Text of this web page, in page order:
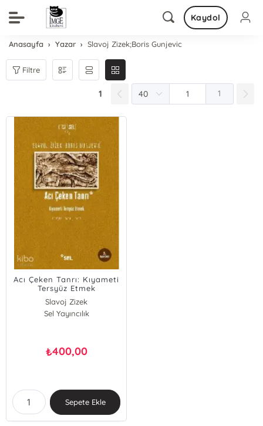
Kaydol
Anasayfa Yazar Slavoj Zizek;Boris Gunjevic
Filtre
1 1
Acı Çeken Tanrı: Kıyameti
Tersyüz Etmek
Slavoj Zizek
Boris Gunjevic
Sel Yayıncılık
₺400,00
Sepete Ekle